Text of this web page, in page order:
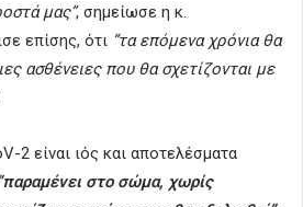
μας”, σημείωσε η κ.
επίσης, ότι “τα επόμενα χρόνια θα
ασθένειες που θα σχετίζονται με
2 είναι ιός και αποτελέσματα
“παραμένει στο σώμα, χωρίς